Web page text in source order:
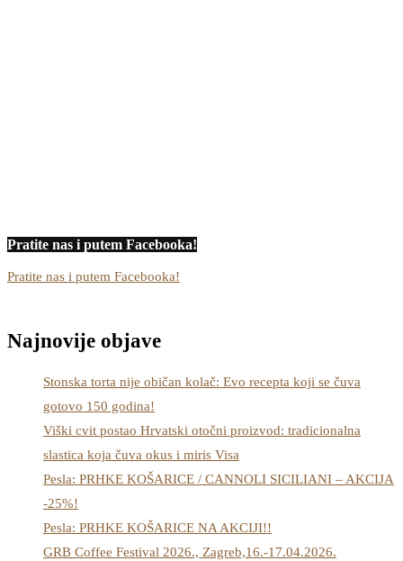
Pratite nas i putem Facebooka!
Pratite nas i putem Facebooka!
Najnovije objave
Stonska torta nije običan kolač: Evo recepta koji se čuva
gotovo 150 godina!
Viški cvit postao Hrvatski otočni proizvod: tradicionalna
slastica koja čuva okus i miris Visa
Pesla: PRHKE KOŠARICE / CANNOLI SICILIANI – AKCIJA
-25%!
Pesla: PRHKE KOŠARICE NA AKCIJI!!
GRB Coffee Festival 2026., Zagreb,16.-17.04.2026.